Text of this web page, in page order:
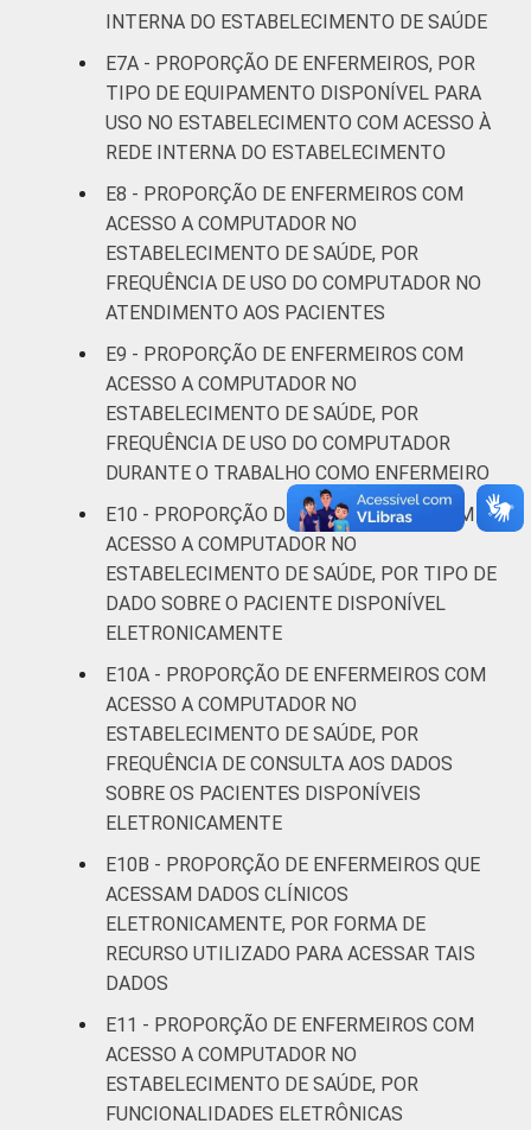
INTERNA DO ESTABELECIMENTO DE SAÚDE
E7A - PROPORÇÃO DE ENFERMEIROS, POR
TIPO DE EQUIPAMENTO DISPONÍVEL PARA
USO NO ESTABELECIMENTO COM ACESSO À
REDE INTERNA DO ESTABELECIMENTO
E8 - PROPORÇÃO DE ENFERMEIROS COM
ACESSO A COMPUTADOR NO
ESTABELECIMENTO DE SAÚDE, POR
FREQUÊNCIA DE USO DO COMPUTADOR NO
ATENDIMENTO AOS PACIENTES
E9 - PROPORÇÃO DE ENFERMEIROS COM
ACESSO A COMPUTADOR NO
ESTABELECIMENTO DE SAÚDE, POR
FREQUÊNCIA DE USO DO COMPUTADOR
DURANTE O TRABALHO COMO ENFERMEIRO
E10 - PROPORÇÃO DE ENFERMEIROS COM
ACESSO A COMPUTADOR NO
ESTABELECIMENTO DE SAÚDE, POR TIPO DE
DADO SOBRE O PACIENTE DISPONÍVEL
ELETRONICAMENTE
E10A - PROPORÇÃO DE ENFERMEIROS COM
ACESSO A COMPUTADOR NO
ESTABELECIMENTO DE SAÚDE, POR
FREQUÊNCIA DE CONSULTA AOS DADOS
SOBRE OS PACIENTES DISPONÍVEIS
ELETRONICAMENTE
E10B - PROPORÇÃO DE ENFERMEIROS QUE
ACESSAM DADOS CLÍNICOS
ELETRONICAMENTE, POR FORMA DE
RECURSO UTILIZADO PARA ACESSAR TAIS
DADOS
E11 - PROPORÇÃO DE ENFERMEIROS COM
ACESSO A COMPUTADOR NO
ESTABELECIMENTO DE SAÚDE, POR
FUNCIONALIDADES ELETRÔNICAS